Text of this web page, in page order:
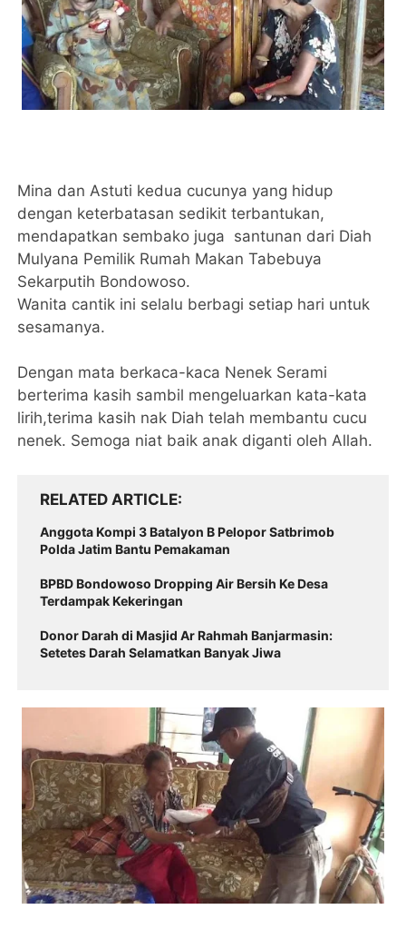
Mina dan Astuti kedua cucunya yang hidup
dengan keterbatasan sedikit terbantukan,
mendapatkan sembako juga santunan dari Diah
Mulyana Pemilik Rumah Makan Tabebuya
Sekarputih Bondowoso.
Wanita cantik ini selalu berbagi setiap hari untuk
sesamanya.
Dengan mata berkaca-kaca Nenek Serami
berterima kasih sambil mengeluarkan kata-kata
lirih,terima kasih nak Diah telah membantu cucu
nenek. Semoga niat baik anak diganti oleh Allah.
RELATED ARTICLE
Anggota Kompi 3 Batalyon B Pelopor Satbrimob
Polda Jatim Bantu Pemakaman
BPBD Bondowoso Dropping Air Bersih Ke Desa
Terdampak Kekeringan
Donor Darah di Masjid Ar Rahmah Banjarmasin:
Setetes Darah Selamatkan Banyak Jiwa